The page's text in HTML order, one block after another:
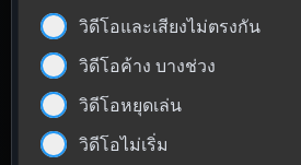
วิดีโอและเสียงไม่ตรงกัน
วิดีโอค้าง บางช่วง
วิดีโอหยุดเล่น
วิดีโอไม่เริ่ม